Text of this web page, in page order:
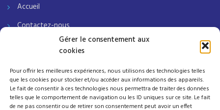
Gérer le consentement aux
cookies
Pour offrir les meilleures expériences, nous utilisons des technologies telles
que les cookies pour stocker et/ou accéder aux informations des appareils.
Le fait de consentir à ces technologies nous permettra de traiter des données
telles que le comportement de navigation ou les ID uniques sur ce site. Le fait
de ne pas consentir ou de retirer son consentement peut avoir un effet
Accueil
Contactez-nous
Notre société
Politique de Protection des Données
Termes clés pour la Politique de Protection des Données